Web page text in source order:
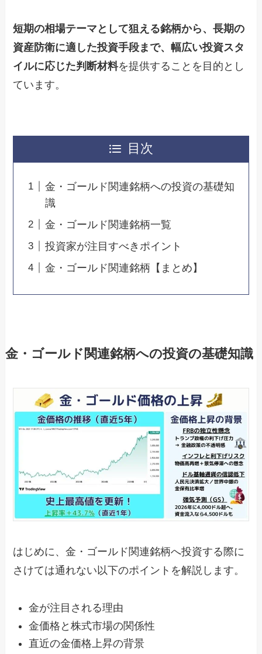
短期の相場テーマとして狙える銘柄から、長期の
資産防衛に適した投資手段まで、幅広い投資スタ
イルに応じた判断材料を提供することを目的とし
ています。
目次
金・ゴールド関連銘柄への投資の基礎知
識
金・ゴールド関連銘柄一覧
投資家が注目すべきポイント
金・ゴールド関連銘柄【まとめ】
金・ゴールド関連銘柄への投資の基礎知識
はじめに、金・ゴールド関連銘柄へ投資する際に
さけては通れない以下のポイントを解説します。
金が注目される理由
金価格と株式市場の関係性
直近の金価格上昇の背景